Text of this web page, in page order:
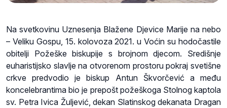
Na svetkovinu Uznesenja Blažene Djevice Marije na nebo
– Veliku Gospu, 15. kolovoza 2021. u Voćin su hodočastile
obitelji Požeške biskupije s brojnom djecom. Središnje
euharistijsko slavlje na otvorenom prostoru pokraj svetišne
crkve predvodio je biskup Antun Škvorčević a među
koncelebrantima bio je prepošt požeškoga Stolnog kaptola
sv. Petra Ivica Žuljević, dekan Slatinskog dekanata Dragan